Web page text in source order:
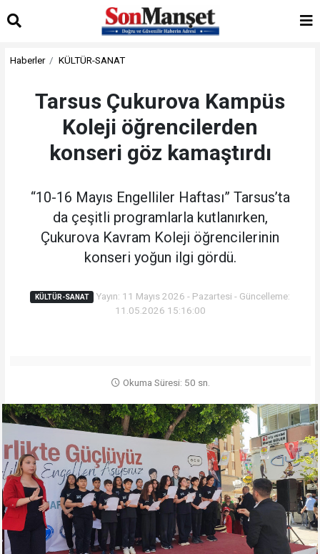
Haberler KÜLTÜR-SANAT
Tarsus Çukurova Kampüs
Koleji öğrencilerden
konseri göz kamaştırdı
“10-16 Mayıs Engelliler Haftası” Tarsus’ta
da çeşitli programlarla kutlanırken,
Çukurova Kavram Koleji öğrencilerinin
konseri yoğun ilgi gördü.
KÜLTÜR-SANAT
Yayın: 11 Mayıs 2026 - Pazartesi - Güncelleme:
11.05.2026 15:16:00
Okuma Süresi: 50 sn.